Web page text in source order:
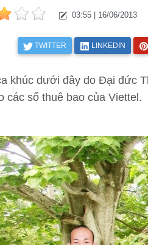
03:55 | 16/06/2013
TWITTER LINKEDIN
khúc dưới đây do Đại đức
các số thuê bao của Viettel.